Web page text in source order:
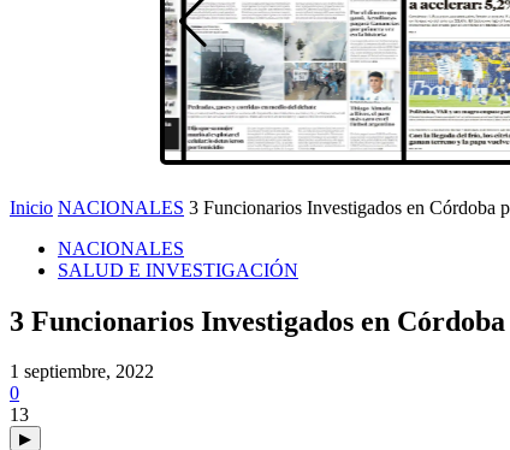
Inicio NACIONALES 3 Funcionarios Investigados en Córdoba
NACIONALES
SALUD E INVESTIGACIÓN
3 Funcionarios Investigados en
1 septiembre, 2022
0
13
▶